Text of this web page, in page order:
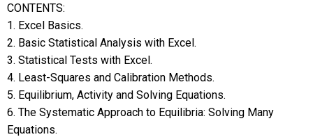
CONTENTS:
1. Excel Basics.
2. Basic Statistical Analysis with Excel.
3. Statistical Tests with Excel.
4. Least-Squares and Calibration Methods.
5. Equilibrium, Activity and Solving Equations.
6. The Systematic Approach to Equilibria: Solving Many
Equations.